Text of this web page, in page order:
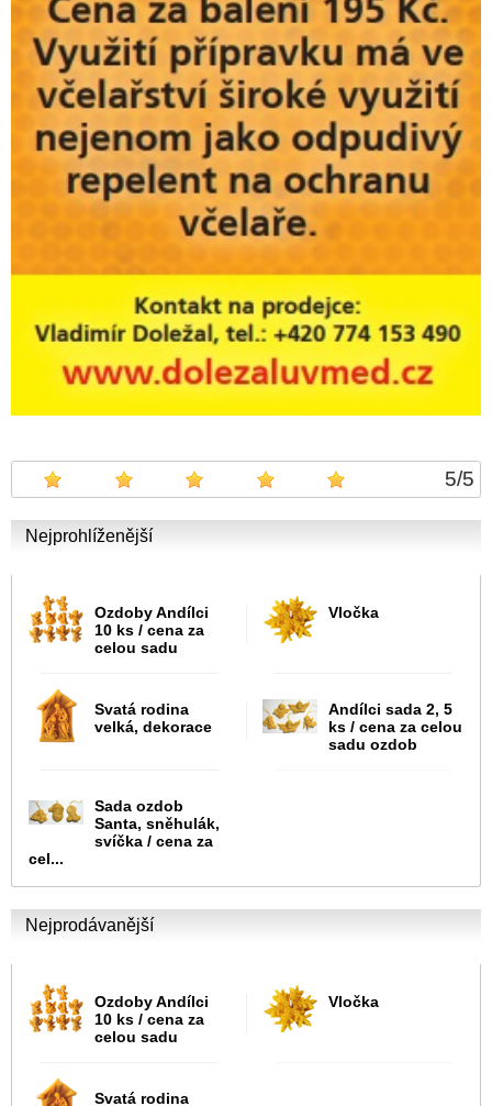
5/5
Nejprohlíženější
Ozdoby Andílci
10 ks / cena za
celou sadu
Vločka
Svatá rodina
velká, dekorace
Andílci sada 2, 5
ks / cena za celou
sadu ozdob
Sada ozdob
Santa, sněhulák,
svíčka / cena za
cel...
Nejprodávanější
Ozdoby Andílci
10 ks / cena za
celou sadu
Vločka
Svatá rodina